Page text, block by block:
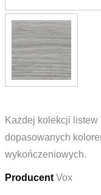
Każdej kolekcji
dopasowanych
wykończeniowych.
Producent Vox